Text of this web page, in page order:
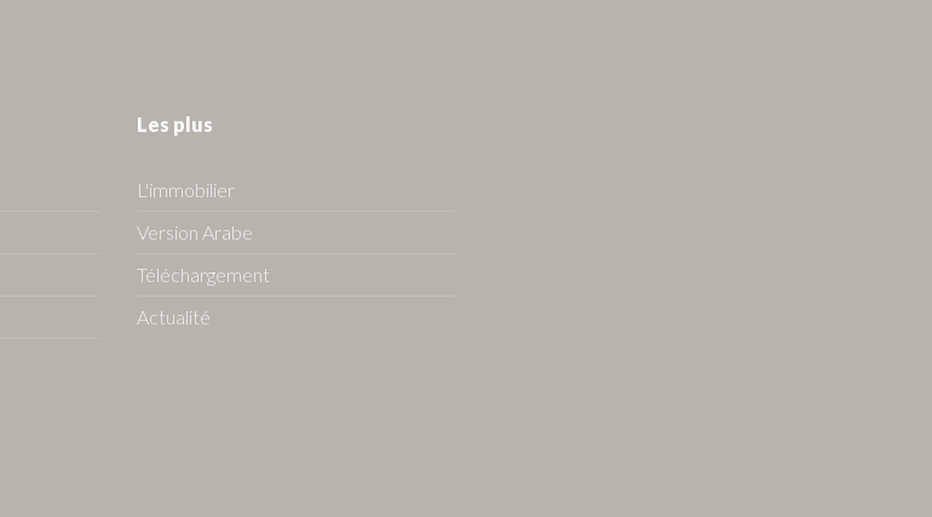
Les plus
L'immobilier
Version Arabe
Téléchargement
Actualité